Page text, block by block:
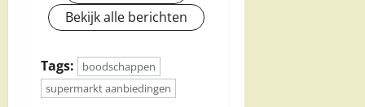
Bekijk alle berichten
Tags:
boodschappen
supermarkt aanbiedingen